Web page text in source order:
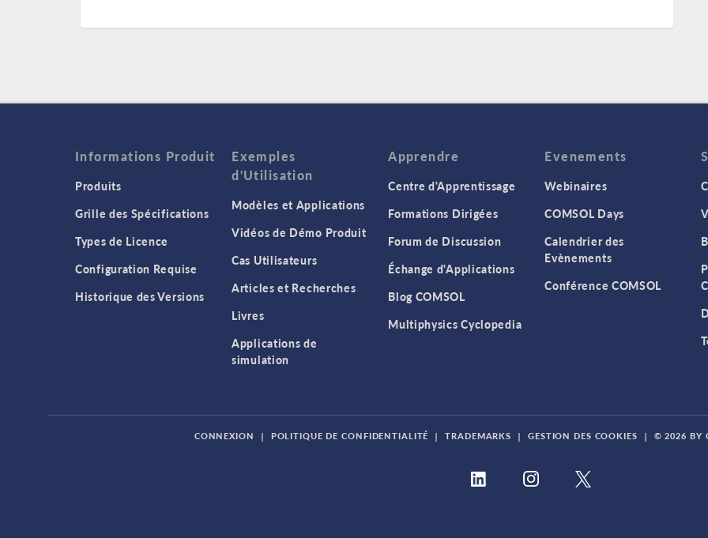
Informations Produit
Produits
Grille des Spécifications
Types de Licence
Configuration Requise
Historique des Versions
Exemples
d'Utilisation
Modèles et Applications
Vidéos de Démo Produit
Cas Utilisateurs
Articles et Recherches
Livres
Applications de
simulation
Apprendre
Centre d'Apprentissage
Formations Dirigées
Forum de Discussion
Échange d'Applications
Blog COMSOL
Multiphysics Cyclopedia
Evenements
Webinaires
COMSOL Days
Calendrier des
Evènements
Conférence COMSOL
CONNEXION | POLITIQUE DE CONFIDENTIALITÉ | TRADEMARKS | GESTION DES COOKIES | © 2026 BY